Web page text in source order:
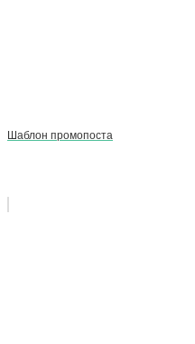
Шаблон промопоста